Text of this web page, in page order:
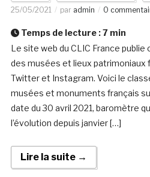
25/05/2021 par admin 0
Temps de lecture :7 min
Le site web du CLIC France
des musées et lieux patrimoniaux
Twitter et Instagram. Voici le
musées et monuments français
date du 30 avril 2021, baromètre
l’évolution depuis janvier […]
Lire la suite →